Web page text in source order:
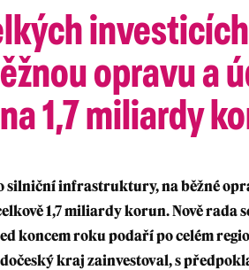
opravu a
1,7 miliardy
silniční infrastruktury, na běžné
1,7 miliardy korun. Nově rada
koncem roku podaří po celém
kraj zainvestoval, s